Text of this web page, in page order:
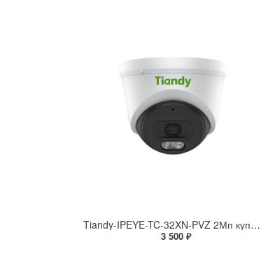
Tiandy-IPEYE-TC-32XN-PVZ 2Мп купольная «турель» IP камера с фиксированным объективом, серия SPARK со встроенным агентом IPEYE для ПВЗ
3 500 ₽